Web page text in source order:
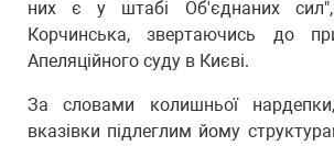
них є у штабі Об'єднаних
Корчинська, звертаючись до
Апеляційного суду в Києві.
За словами колишньої
вказівки підлеглим йому